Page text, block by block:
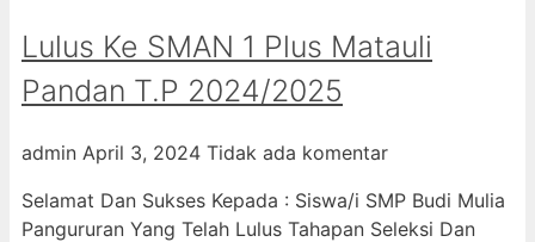
Lulus Ke SMAN 1 Plus Matauli
Pandan T.P 2024/2025
admin April 3, 2024 Tidak ada komentar
Selamat Dan Sukses Kepada : Siswa/i SMP Budi Mulia
Pangururan Yang Telah Lulus Tahapan Seleksi Dan